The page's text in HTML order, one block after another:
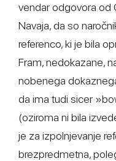
vendar odgovora od
Navaja, da so
referenco, ki je bila
Fram, nedokazane,
nobenega
da ima tudi sicer
(oziroma ni bila
je za izpolnjevanje
brezpredmetna,